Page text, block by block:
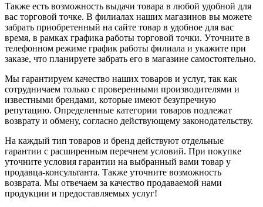
Также есть возможность выдачи товара в любой удобной для
вас торговой точке. В филиалах наших магазинов вы можете
забрать приобретенный на сайте товар в удобное для вас
время, в рамках графика работы торговой точки. Уточните в
телефонном режиме график работы филиала и укажите при
заказе, что планируете забрать его в магазине самостоятельно.
Мы гарантируем качество наших товаров и услуг, так как
сотрудничаем только с проверенными производителями и
известными брендами, которые имеют безупречную
репутацию. Определенные категории товаров подлежат
возврату и обмену, согласно действующему законодательству.
На каждый тип товаров и бренд действуют отдельные
гарантии с расширенным перечнем условий. При покупке
уточните условия гарантии на выбранный вами товар у
продавца-консультанта. Также уточните возможность
возврата. Мы отвечаем за качество продаваемой нами
продукции и предоставляемых услуг!